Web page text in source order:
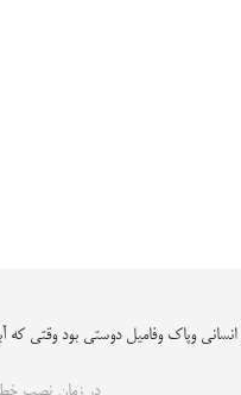
وپاک وفامیل دوستی بود وقتی که